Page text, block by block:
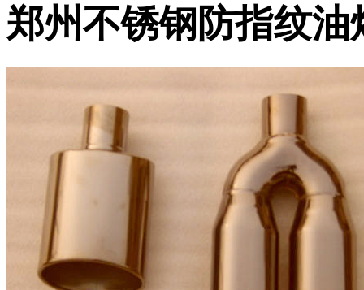
郑州不锈钢防指纹油